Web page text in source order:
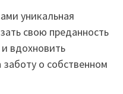
уникальная
свою преданность
вдохновить
о собственном